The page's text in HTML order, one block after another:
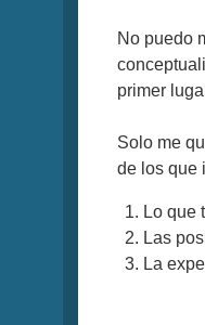
No puedo
primer
Solo me
de los que
Lo que
Las
La